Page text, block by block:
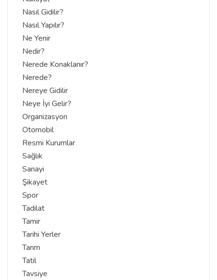
Nasıl Gidilir?
Nasıl Yapılır?
Ne Yenir
Nedir?
Nerede Konaklanır?
Nerede?
Nereye Gidilir
Neye İyi Gelir?
Organizasyon
Otomobil
Resmi Kurumlar
Sağlık
Sanayi
Şikayet
Spor
Tadilat
Tamir
Tarihi Yerler
Tarım
Tatil
Tavsiye